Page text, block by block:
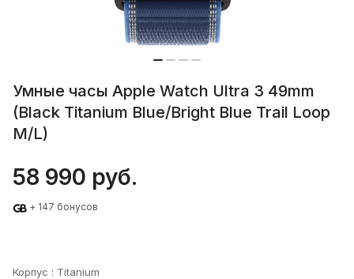
Умные часы Apple Watch Ultra 3 49mm
(Black Titanium Blue/Bright Blue Trail Loop
M/L)
58 990 руб.
+ 147 бонусов
Корпус : Titanium